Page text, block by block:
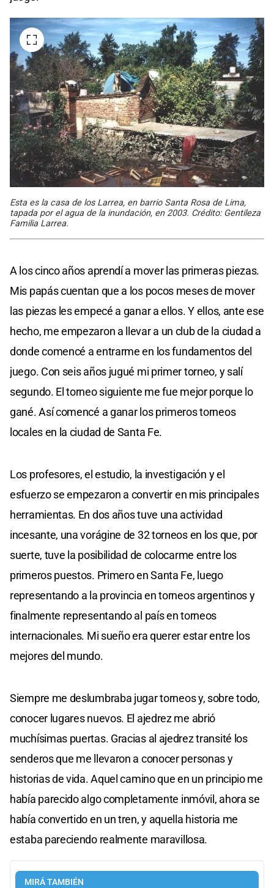
Esta es la casa de los Larrea, en barrio Santa Rosa de Lima,
tapada por el agua de la inundación, en 2003. Crédito: Gentileza
Familia Larrea.
A los cinco años aprendí a mover las primeras piezas.
Mis papás cuentan que a los pocos meses de mover
las piezas les empecé a ganar a ellos. Y ellos, ante ese
hecho, me empezaron a llevar a un club de la ciudad a
donde comencé a entrarme en los fundamentos del
juego. Con seis años jugué mi primer torneo, y salí
segundo. El torneo siguiente me fue mejor porque lo
gané. Así comencé a ganar los primeros torneos
locales en la ciudad de Santa Fe.
Los profesores, el estudio, la investigación y el
esfuerzo se empezaron a convertir en mis principales
herramientas. En dos años tuve una actividad
incesante, una vorágine de 32 torneos en los que, por
suerte, tuve la posibilidad de colocarme entre los
primeros puestos. Primero en Santa Fe, luego
representando a la provincia en torneos argentinos y
finalmente representando al país en torneos
internacionales. Mi sueño era querer estar entre los
mejores del mundo.
Siempre me deslumbraba jugar torneos y, sobre todo,
conocer lugares nuevos. El ajedrez me abrió
muchísimas puertas. Gracias al ajedrez transité los
senderos que me llevaron a conocer personas y
historias de vida. Aquel camino que en un principio me
había parecido algo completamente inmóvil, ahora se
había convertido en un tren, y aquella historia me
estaba pareciendo realmente maravillosa.
MIRÁ TAMBIÉN